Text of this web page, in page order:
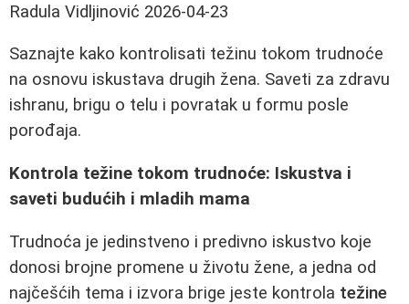
Radula Vidljinović 2026-04-23
Saznajte kako kontrolisati težinu tokom trudnoće
na osnovu iskustava drugih žena. Saveti za zdravu
ishranu, brigu o telu i povratak u formu posle
porođaja.
Kontrola težine tokom trudnoće: Iskustva i
saveti budućih i mladih mama
Trudnoća je jedinstveno i predivno iskustvo koje
donosi brojne promene u životu žene, a jedna od
najčešćih tema i izvora brige jeste kontrola težine